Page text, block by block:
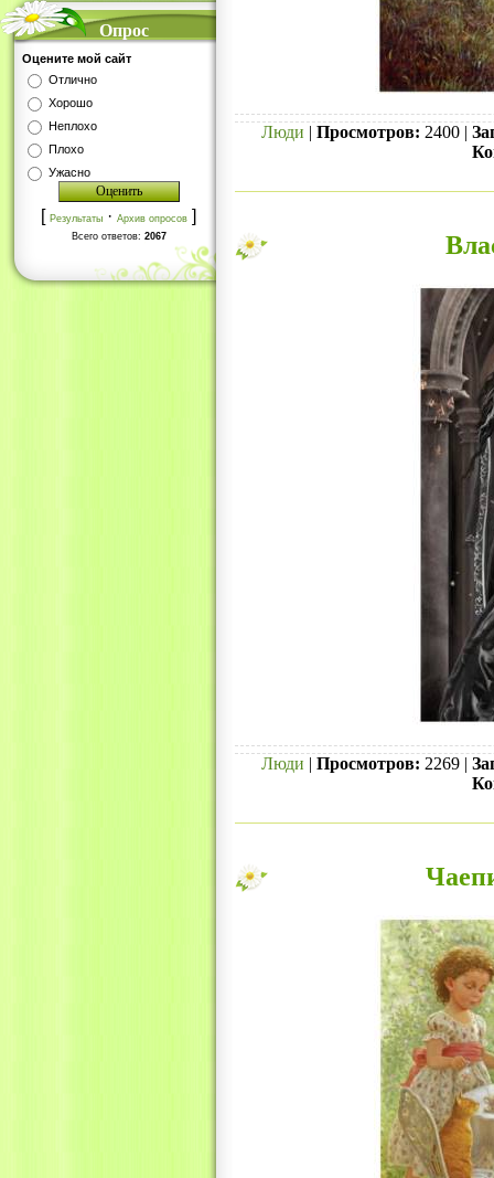
Опрос
Оцените мой сайт
Отлично
Хорошо
Неплохо
Плохо
Ужасно
[ Результаты · Архив опросов ]
Всего ответов: 2067
Люди | Просмотров: 2400 |
Люди | Просмотров: 2269 |